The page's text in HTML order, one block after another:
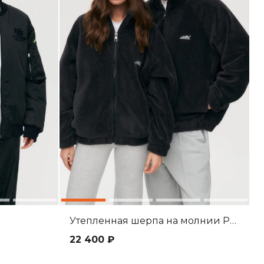
Утепленная шерпа на молнии Pure
22 400 ₽